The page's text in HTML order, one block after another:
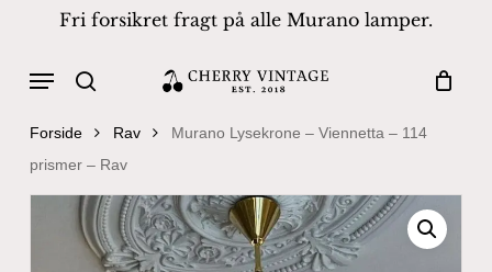
content
Fri forsikret fragt på alle Murano lamper.
Productssearch
Menu
Forside Rav
Murano Lysekrone – Viennetta – 114
prismer – Rav